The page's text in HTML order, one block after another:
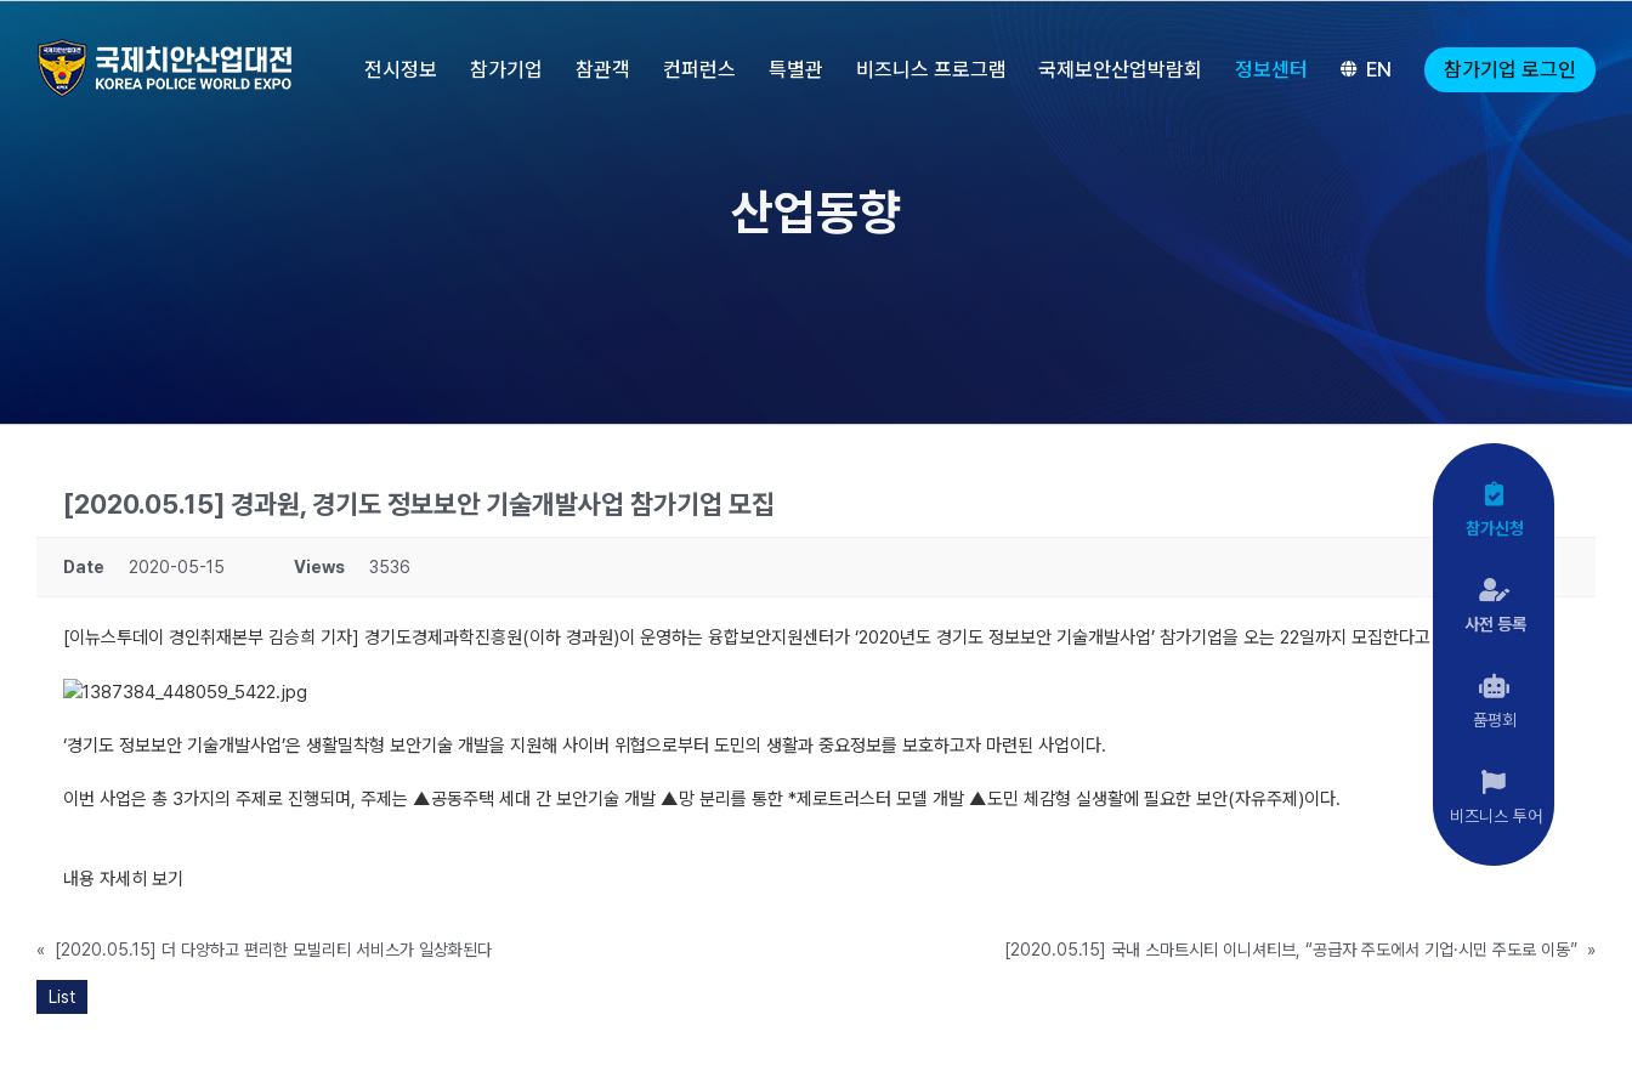
content
전시정보 참가기업 참관객 컨퍼런스 특별관 비즈니스 프로그램 국제보안산업박람회 정보센터 EN 참가기업 로그인
산업동향
[2020.05.15] 경과원, 경기도 정보보안 기술개발사업 참가기업 모집
Date 2020-05-15 Views 3536
[이뉴스투데이 경인취재본부 김승희 기자] 경기도경제과학진흥원(이하 경과원)이 운영하는 융합보안지원센터가 ‘2020년도 경기도 정보보안 기술개발사업’ 참가기업을 오는 22일까지 모집한다고 밝혔다.
‘경기도 정보보안 기술개발사업’은 생활밀착형 보안기술 개발을 지원해 사이버 위협으로부터 도민의 생활과 중요정보를 보호하고자 마련된 사업이다.
이번 사업은 총 3가지의 주제로 진행되며, 주제는 ▲공동주택 세대 간 보안기술 개발 ▲망 분리를 통한 *제로트러스터 모델 개발 ▲도민 체감형 실생활에 필요한 보안(자유주제)이다.
내용 자세히 보기
« [2020.05.15] 더 다양하고 편리한 모빌리티 서비스가 일상화된다 [2020.05.15] 국내 스마트시티 이니셔티브, “공급자 주도에서 기업·시민 주도로 이동” »
List
참가신청
사전 등록
품평회
비즈니스 투어